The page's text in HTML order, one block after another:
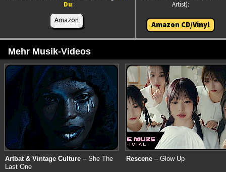
Du:
Amazon
Artist):
Amazon CD/Vinyl
Mehr Musik-Videos
Artbat & Vintage Culture – She The
Last One
Rescene – Glow Up